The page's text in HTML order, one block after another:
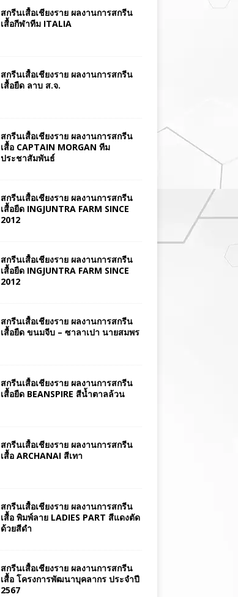
สกรีนเสื้อเชียงราย ผลงานการสกรีน
เสื้อกีฬาทีม ITALIA
สกรีนเสื้อเชียงราย ผลงานการสกรีน
เสื้อยืด ลาบ ส.จ.
สกรีนเสื้อเชียงราย ผลงานการสกรีน
เสื้อ CAPTAIN MORGAN ทีม
ประชาสัมพันธ์
สกรีนเสื้อเชียงราย ผลงานการสกรีน
เสื้อยืด INGJUNTRA FARM SINCE
2012
สกรีนเสื้อเชียงราย ผลงานการสกรีน
เสื้อยืด INGJUNTRA FARM SINCE
2012
สกรีนเสื้อเชียงราย ผลงานการสกรีน
เสื้อยืด ขนมจีบ – ซาลาเปา นายสมพร
สกรีนเสื้อเชียงราย ผลงานการสกรีน
เสื้อยืด BEANSPIRE สีน้ำตาลล้วน
สกรีนเสื้อเชียงราย ผลงานการสกรีน
เสื้อ ARCHANAI สีเทา
สกรีนเสื้อเชียงราย ผลงานการสกรีน
เสื้อ พิมพ์ลาย LADIES PART สีแดงตัด
ด้วยสีดำ
สกรีนเสื้อเชียงราย ผลงานการสกรีน
เสื้อ โครงการพัฒนาบุคลากร ประจำปี
2567